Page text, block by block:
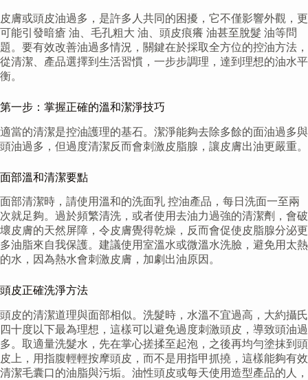
皮膚或頭皮油過多，是許多人共同的困擾，它不僅影響外觀，更
可能引發暗瘡 油、毛孔粗大 油、頭皮痕癢 油甚至脫髮 油等問
題。要有效改善油過多情況，關鍵在於採取全方位的控油方法，
從清潔、產品選擇到生活習慣，一步步調理，達到理想的油水平
衡。
第一步：掌握正確的溫和潔淨技巧
適當的清潔是控油護理的基石。潔淨能夠去除多餘的面油過多與
頭油過多，但過度清潔反而會刺激皮脂腺，讓皮膚出油更嚴重。
面部溫和清潔要點
面部清潔時，請使用溫和的洗面乳 控油產品，每日洗面一至兩
次就足夠。過於頻繁清洗，或者使用去油力過強的清潔劑，會破
壞皮膚的天然屏障，令皮膚覺得乾燥，反而會促使皮脂腺分泌更
多油脂來自我保護。建議使用室溫水或微溫水洗臉，避免用太熱
的水，因為熱水會刺激皮膚，加劇出油原因。
頭皮正確洗淨方法
頭皮的清潔道理與面部相似。洗髮時，水溫不宜過高，大約攝氏
四十度以下最為理想，這樣可以避免過度刺激頭皮，導致頭油過
多。取適量洗髮水，先在掌心搓揉至起泡，之後再均勻塗抹到頭
皮上，用指腹輕輕按摩頭皮，而不是用指甲抓撓，這樣能夠有效
清潔毛囊口的油脂與污垢。油性頭皮或每天使用造型產品的人，